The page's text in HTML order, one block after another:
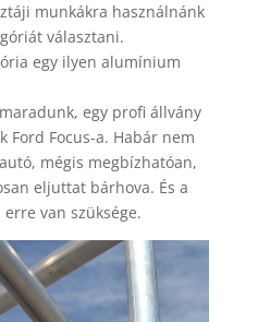
munkákra használnánk
választani.
egy ilyen alumínium
egy profi állvány
Focus-a. Habár nem
mégis megbízhatóan,
eljuttat bárhova. És a
van szüksége.